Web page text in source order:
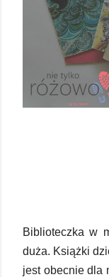
Biblioteczka w
duża. Książki
jest obecnie dla